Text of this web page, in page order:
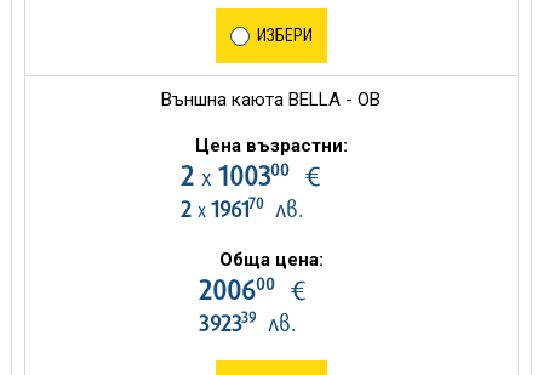
ИЗБЕРИ
Външна каюта BELLA - OB
Цена възрастни:
2 х 100300€
2 х 196170лв.
Обща цена:
200600€
392339лв.